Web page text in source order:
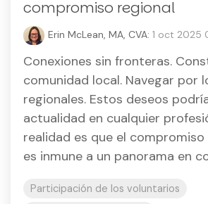
compromiso regional
Erin McLean, MA, CVA: 1 oct 2025
Conexiones sin fronteras.
comunidad local. Navegar por
regionales. Estos deseos
actualidad en cualquier
realidad es que el
es inmune a un panorama en
Participación de los voluntarios